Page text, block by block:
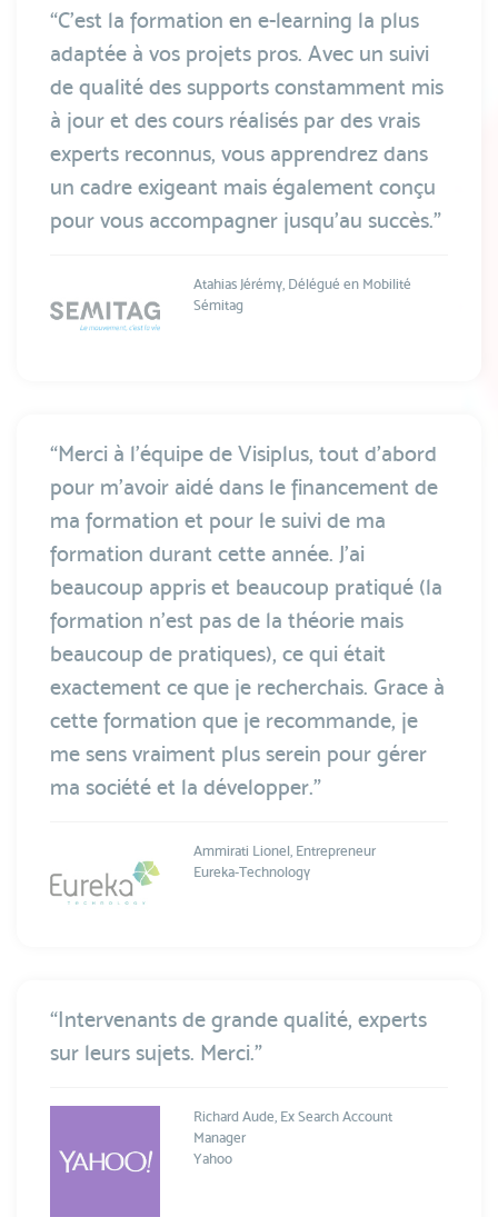
“C'est la formation en e-learning la plus
adaptée à vos projets pros. Avec un suivi
de qualité des supports constamment mis
à jour et des cours réalisés par des vrais
experts reconnus, vous apprendrez dans
un cadre exigeant mais également conçu
pour vous accompagner jusqu'au succès.”
Atahias Jérémy, Délégué en Mobilité
Sémitag
“Merci à l'équipe de Visiplus, tout d'abord
pour m'avoir aidé dans le financement de
ma formation et pour le suivi de ma
formation durant cette année. J'ai
beaucoup appris et beaucoup pratiqué (la
formation n'est pas de la théorie mais
beaucoup de pratiques), ce qui était
exactement ce que je recherchais. Grace à
cette formation que je recommande, je
me sens vraiment plus serein pour gérer
ma société et la développer.”
Ammirati Lionel, Entrepreneur
Eureka-Technology
“Intervenants de grande qualité, experts
sur leurs sujets. Merci.”
Richard Aude, Ex Search Account
Manager
Yahoo